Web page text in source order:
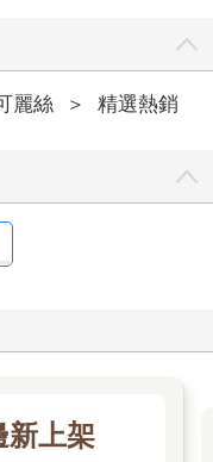
麗絲 ＞ 精選熱銷
新上架